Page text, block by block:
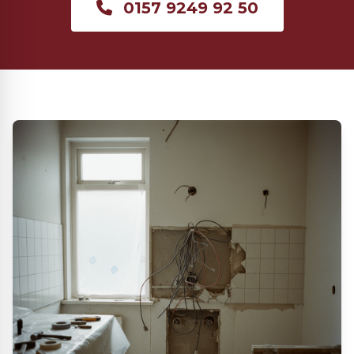
0157 9249 92 50